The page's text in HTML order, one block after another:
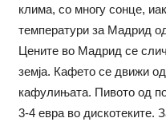
клима, со многу сонце,
температури за Мадрид
Цените во Мадрид се
земја. Кафето се движи
кафулињата. Пивото од
3-4 евра во дискотеките.